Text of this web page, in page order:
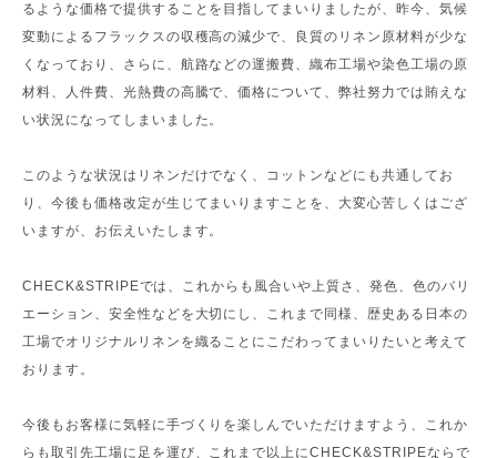
るような価格で提供することを目指してまいりましたが、昨今、気候
変動によるフラックスの収穫高の減少で、良質のリネン原材料が少な
くなっており、さらに、航路などの運搬費、織布工場や染色工場の原
材料、人件費、光熱費の高騰で、価格について、弊社努力では賄えな
い状況になってしまいました。
このような状況はリネンだけでなく、コットンなどにも共通してお
り、今後も価格改定が生じてまいりますことを、大変心苦しくはござ
いますが、お伝えいたします。
CHECK&STRIPEでは、これからも風合いや上質さ、発色、色のバリ
エーション、安全性などを大切にし、これまで同様、歴史ある日本の
工場でオリジナルリネンを織ることにこだわってまいりたいと考えて
おります。
今後もお客様に気軽に手づくりを楽しんでいただけますよう、これか
らも取引先工場に足を運び、これまで以上にCHECK&STRIPEならで